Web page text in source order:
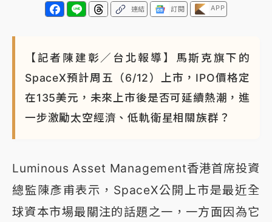
連結 訂閱 APP
【記者陳建彰／台北報導】馬斯克旗下的
SpaceX預計周五（6/12）上市，IPO價格定
在135美元，未來上市後是否可延續熱潮，進
一步激勵太空經濟、低軌衛星相關族群？
Luminous Asset Management香港首席投資
總監陳彥甫表示，SpaceX公開上市是最近全
球資本市場最關注的話題之一，一方面因為它